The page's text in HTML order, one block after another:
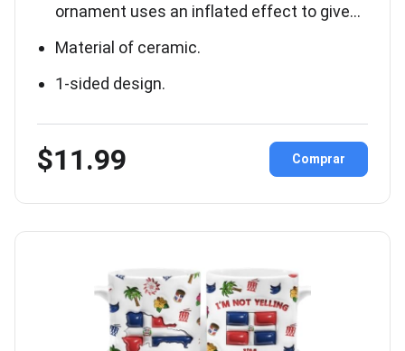
ornament uses an inflated effect to give…
Material of ceramic.
1-sided design.
$11.99 Comprar